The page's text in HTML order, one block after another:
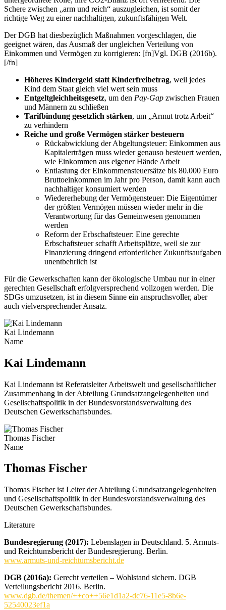
Schere zwischen „arm und reich“ auszugleichen, ist somit der
richtige Weg zu einer nachhaltigen, zukunftsfähigen Welt.
Der DGB hat diesbezüglich Maßnahmen vorgeschlagen, die
geeignet wären, das Ausmaß der ungleichen Verteilung von
Einkommen und Vermögen zu korrigieren: [fn]Vgl. DGB (2016b).
[/fn]
Höheres Kindergeld statt Kinderfreibetrag, weil jedes
Kind dem Staat gleich viel wert sein muss
Entgeltgleichheitsgesetz, um den Pay-Gap zwischen Frauen
und Männern zu schließen
Tarifbindung gesetzlich stärken, um „Armut trotz Arbeit“
zu verhindern
Reiche und große Vermögen stärker besteuern
Rückabwicklung der Abgeltungsteuer: Einkommen aus
Kapitalerträgen muss wieder genauso besteuert werden,
wie Einkommen aus eigener Hände Arbeit
Entlastung der Einkommensteuersätze bis 80.000 Euro
Bruttoeinkommen im Jahr pro Person, damit kann auch
nachhaltiger konsumiert werden
Wiedererhebung der Vermögensteuer: Die Eigentümer
der größten Vermögen müssen wieder mehr in die
Verantwortung für das Gemeinwesen genommen
werden
Reform der Erbschaftsteuer: Eine gerechte
Erbschaftsteuer schafft Arbeitsplätze, weil sie zur
Finanzierung dringend erforderlicher Zukunftsaufgaben
unentbehrlich ist
Für die Gewerkschaften kann der ökologische Umbau nur in einer
gerechten Gesellschaft erfolgversprechend vollzogen werden. Die
SDGs umzusetzen, ist in diesem Sinne ein anspruchsvoller, aber
auch vielversprechender Ansatz.
Kai Lindemann
Name
Kai Lindemann
Kai Lindemann ist Referatsleiter Arbeitswelt und gesellschaftlicher
Zusammenhang in der Abteilung Grundsatzangelegenheiten und
Gesellschaftspolitik in der Bundesvorstandsverwaltung des
Deutschen Gewerkschaftsbundes.
Thomas Fischer
Name
Thomas Fischer
Thomas Fischer ist Leiter der Abteilung Grundsatzangelegenheiten
und Gesellschaftspolitik in der Bundesvorstandsverwaltung des
Deutschen Gewerkschaftsbundes.
Literature
Bundesregierung (2017): Lebenslagen in Deutschland. 5. Armuts-
und Reichtumsbericht der Bundesregierung. Berlin.
www.armuts-und-reichtumsbericht.de
DGB (2016a): Gerecht verteilen – Wohlstand sichern. DGB
Verteilungsbericht 2016. Berlin.
www.dgb.de/themen/++co++56e1d1a2-dc76-11e5-8b6e-
52540023ef1a